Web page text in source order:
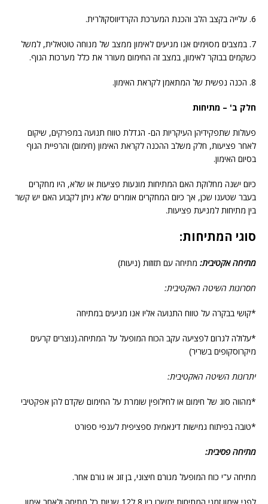
6. עלייה בקצב הלב והכנת המערכת הקרדיווסקולרית.
7. במצבים מסוימים אנו מגיעים לאימון ממצב של מנוחה טוטאלית, למשל
כשקמים בבוקר לאימון, במצב זה החימום מעורר את כלל מערכות הגוף.
8. הכנה נפשית של המתאמן לקראת האימון.
חלק ב' – מתיחות
פעולות שתפקידיהן העיקריות הם- הגדלת טווח תנועה במפרקים, שיקום
לאחר פציעות, חלק משלב ההכנה לקראת האימון (חימום) והרפיית הגוף
בסיום האימון.
כיום ישנה מחלוקת האם המתיחות מונעות פציעות או שלא, היו מחקרים
בעבר שטענו שכן, אך כיום המחקרים אומרים שלא ניתן לקבוע האם יש קשר
בין מתיחות למניעת פציעות.
סוגי המתיחות:
מתיחה אקטיבית: מתיחה עם תזוזות (ניעות)
חסרונות השיטה האקטיבית:
*קושי בבקרה על טווח התנועה אליו אנו מגיעים במתיחה
*עלולה לגרום לפציעה עקב הכוח המופעל על המתיחה.(נוצרים קרעים
מיקרוסקופים בשריר)
יתרונות השיטה האקטיבית:
*מהווה סוג של חימום או לחילופין שומרת על החימום שקדם להן אפקטיבי
*טובה בפיתוח גמישות דינאמית ספציפית לענפי ספורט
מתיחה פסיבית:
מתיחה ע"י כוח המופעל מגורם חיצוני, בן זוג או גורם אחר.